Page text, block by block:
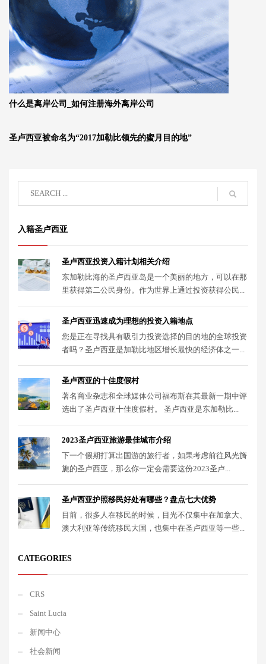
什么是离岸公司_如何注册海外离岸公司
圣卢西亚被命名为“2017加勒比领先的蜜月目的地”
入籍圣卢西亚
圣卢西亚投资入籍计划相关介绍
东加勒比海的圣卢西亚岛是一个美丽的地方，可以在那
里获得第二公民身份。作为世界上通过投资获得公民...
圣卢西亚迅速成为理想的投资入籍地点
您是正在寻找具有吸引力投资选择的目的地的全球投资
者吗？圣卢西亚是加勒比地区增长最快的经济体之一...
圣卢西亚的十佳度假村
著名商业杂志和全球媒体公司福布斯在其最新一期中评
选出了圣卢西亚十佳度假村。 圣卢西亚是东加勒比...
2023圣卢西亚旅游最佳城市介绍
下一个假期打算出国游的旅行者，如果考虑前往风光旖
旎的圣卢西亚，那么你一定会需要这份2023圣卢...
圣卢西亚护照移民好处有哪些？盘点七大优势
目前，很多人在移民的时候，目光不仅集中在加拿大、
澳大利亚等传统移民大国，也集中在圣卢西亚等一些...
CATEGORIES
CRS
Saint Lucia
新闻中心
社会新闻